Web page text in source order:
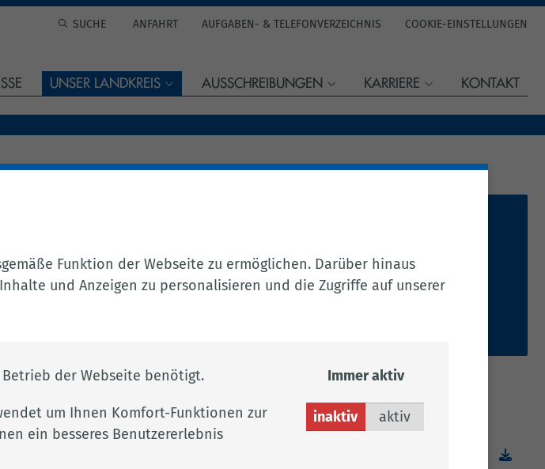
ANFAHRT AUFGABEN- & TELEFONVERZEICHNIS COOKIE-EINSTELLUNGEN
UNSER LANDKREIS AUSSCHREIBUNGEN KARRIERE KONTAKT
Tel.:04471 15 171
Fax: 04471 85 697
Downloads
Funktion der Webseite zu ermöglichen. Darüber hinaus
und Anzeigen zu personalisieren und die Zugriffe auf unserer
Betrieb der Webseite benötigt. Immer aktiv
um Ihnen Komfort-Funktionen zur
ein besseres Benutzererlebnis
inaktiv aktiv